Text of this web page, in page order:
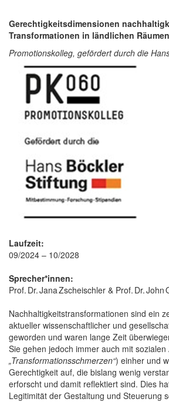
Gerechtigkeitsdimensionen
Transformationen in ländlichen Räumen
Promotionskolleg, gefördert durch die
Laufzeit:
09/2024 – 10/2028
Sprecher*innen:
Prof. Dr. Jana Zscheischler & Prof. Dr. John
Nachhaltigkeitstransformationen sind ein
aktueller wissenschaftlicher und
geworden und waren lange Zeit
Sie gehen jedoch immer auch mit
„Transformationsschmerzen“) einher und
Gerechtigkeit auf, die bislang wenig
erforscht und damit reflektiert sind. Dies
Legitimität der Gestaltung und Steuerung